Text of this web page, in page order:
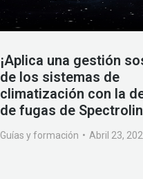
¡Aplica una gestión
de los sistemas de
climatización con la
de fugas de
Guías y formación Abril 23,